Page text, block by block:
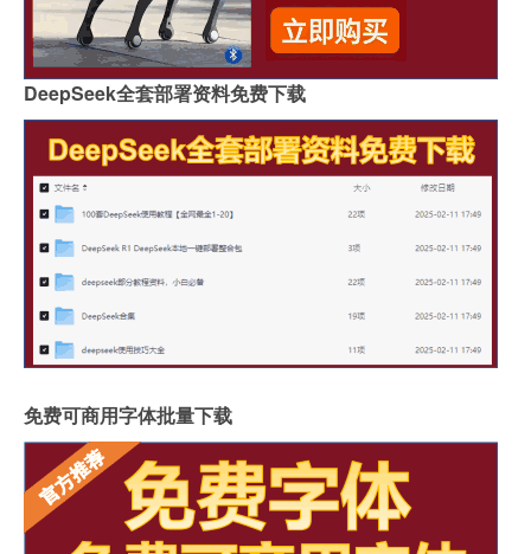
DeepSeek全套部署资料免费下载
免费可商用字体批量下载